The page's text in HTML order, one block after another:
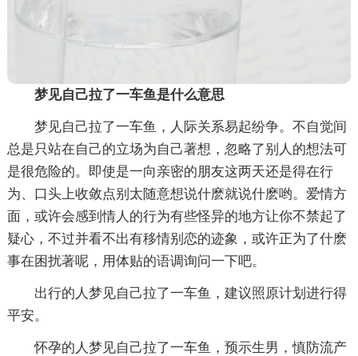
梦见自己拉了一车鱼是什么意思
梦见自己拉了一车鱼，人际关系易起纷争。不自觉间
总是只站在自己的立场为自己著想，忽略了别人的想法可
是很危险的。即使是一向亲密的朋友这两天还是得在行
为、口头上收敛点别太随意想说什麽就说什麽哟。爱情方
面，或许会感到情人的行为有些怪异的地方让你不禁起了
疑心，不过并看不出有移情别恋的迹象，或许正为了什麽
事在困扰著呢，用体贴的语调询问一下吧。
出行的人梦见自己拉了一车鱼，建议照原计划进行得
平安。
怀孕的人梦见自己拉了一车鱼，预示生男，慎防流产